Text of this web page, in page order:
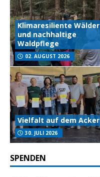
Klimaresiliente Wälder
und nachhaltige
Waldpflege
02. AUGUST 2026
Vielfalt auf dem Acker
30. JULI 2026
SPENDEN